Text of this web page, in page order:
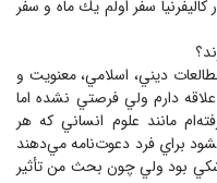
كاليفرنيا سفر اولم يك ماه و سفر
ديني، اسلامي، معنويت و
دارم ولي فرصتي نشده اما
مانند علوم انساني كه هر
براي فرد دعوت‌نامه مي‌دهند
بود ولي چون بحث من تأثير